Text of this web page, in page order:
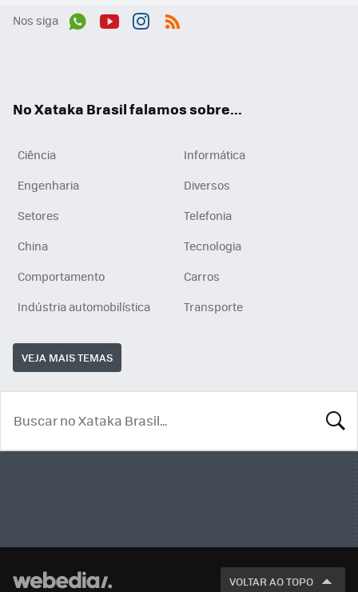
Nos siga
No Xataka Brasil falamos sobre...
Ciência
Informática
Engenharia
Diversos
Setores
Telefonia
China
Tecnologia
Comportamento
Carros
Indústria automobilística
Transporte
VEJA MAIS TEMAS
VOLTAR AO TOPO